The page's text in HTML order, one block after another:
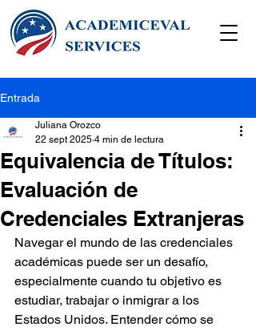
Entrada
Equivalencia de Títulos:
Evaluación de
Credenciales Extranjeras
Juliana Orozco
22 sept 2025 4 min de lectura
Navegar el mundo de las credenciales
académicas puede ser un desafío,
especialmente cuando tu objetivo es
estudiar, trabajar o inmigrar a los
Estados Unidos. Entender cómo se